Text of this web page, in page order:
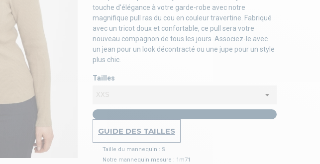
touche d'élégance à votre garde-robe avec notre
magnifique pull ras du cou en couleur travertine. Fabriqué
avec un tricot doux et confortable, ce pull sera votre
nouveau compagnon de tous les jours. Associez-le avec
un jean pour un look décontracté ou une jupe pour un style
plus chic.
Tailles
GUIDE DES TAILLES
Taille du mannequin : S
Notre mannequin mesure : 1m71